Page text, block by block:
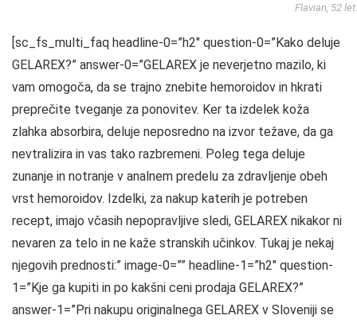
Flavian, 52 let.
[sc_fs_multi_faq headline-0=”h2″ question-0=”Kako deluje
GELAREX?” answer-0=”GELAREX je neverjetno mazilo, ki
vam omogoča, da se trajno znebite hemoroidov in hkrati
preprečite tveganje za ponovitev. Ker ta izdelek koža
zlahka absorbira, deluje neposredno na izvor težave, da ga
nevtralizira in vas tako razbremeni. Poleg tega deluje
zunanje in notranje v analnem predelu za zdravljenje obeh
vrst hemoroidov. Izdelki, za nakup katerih je potreben
recept, imajo včasih nepopravljive sledi, GELAREX nikakor ni
nevaren za telo in ne kaže stranskih učinkov. Tukaj je nekaj
njegovih prednosti:” image-0=”” headline-1=”h2″ question-
1=”Kje ga kupiti in po kakšni ceni prodaja GELAREX?”
answer-1=”Pri nakupu originalnega GELAREX v Sloveniji se